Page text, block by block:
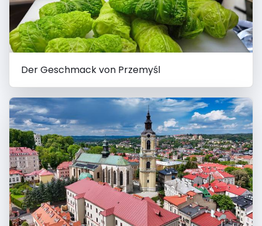
Der Geschmack von Przemyśl